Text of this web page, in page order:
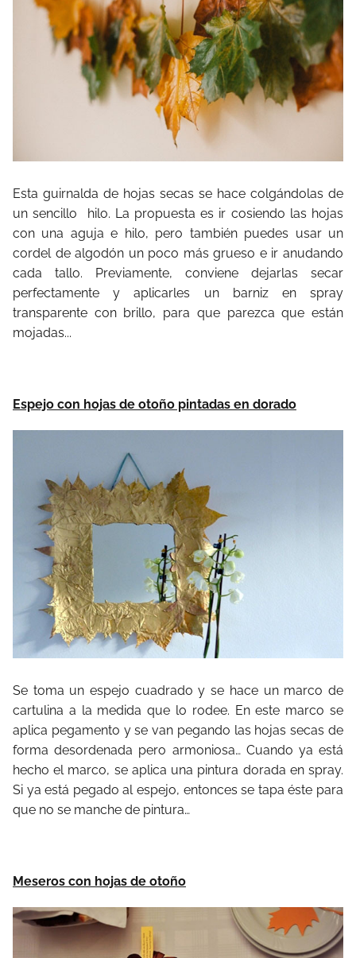
Esta guirnalda de hojas secas se hace colgándolas de
un sencillo hilo. La propuesta es ir cosiendo las hojas
con una aguja e hilo, pero también puedes usar un
cordel de algodón un poco más grueso e ir anudando
cada tallo. Previamente, conviene dejarlas secar
perfectamente y aplicarles un barniz en spray
transparente con brillo, para que parezca que están
mojadas...
Espejo con hojas de otoño pintadas en dorado
Se toma un espejo cuadrado y se hace un marco de
cartulina a la medida que lo rodee. En este marco se
aplica pegamento y se van pegando las hojas secas de
forma desordenada pero armoniosa… Cuando ya está
hecho el marco, se aplica una pintura dorada en spray.
Si ya está pegado al espejo, entonces se tapa éste para
que no se manche de pintura…
Meseros con hojas de otoño